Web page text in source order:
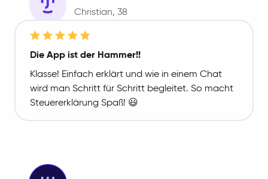
Christian, 38
Die App ist der Hammer!!
Klasse! Einfach erklärt und wie in einem Chat
wird man Schritt für Schritt begleitet. So macht
Steuererklärung Spaß! 😃